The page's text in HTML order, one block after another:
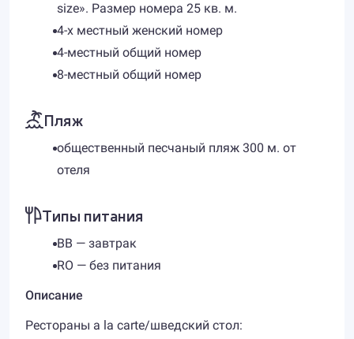
size». Размер номера 25 кв. м.
4-х местный женский номер
4-местный общий номер
8-местный общий номер
Пляж
общественный песчаный пляж 300 м. от
отеля
Типы питания
BB — завтрак
RO — без питания
Описание
Рестораны a la carte/шведский стол: